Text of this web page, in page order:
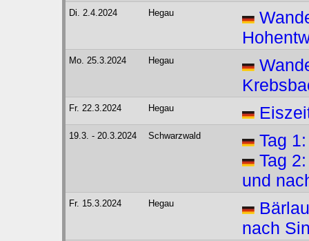
Di. 2.4.2024 Hegau
Mo. 25.3.2024 Hegau
Fr. 22.3.2024 Hegau
19.3. - 20.3.2024 Schwarzwald
Tag
Tag
und
Fr. 15.3.2024 Hegau
nach